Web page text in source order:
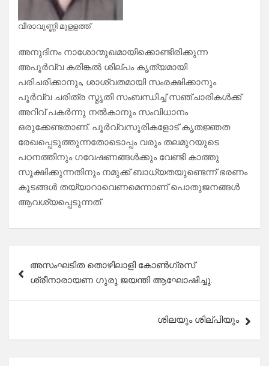
വീരാവുണ്ണി മുളളത്ത്
അനുദിനം നാശോന്മുഖമായിക്കൊണ്ടിരിക്കുന്ന
അപൂർവ്വ കരിങ്കൽ ശില്പം കൃത്യമായി
പരിചരിക്കാനും, ശാശ്വതമായി സംരക്ഷിക്കാനും
പൂർവ്വ ചരിത്ര സ്മൃതി സംബന്ധിച്ച് സഞ്ചാരികൾക്ക്
അറിവ് പകർന്നു നൽകാനും സംവിധാനം
ഒരുക്കേണ്ടതാണ്. പൂർവ്വസൂരികളോട് കൃതജ്ഞത
രേഖപ്പെടുത്തുന്നതോടൊപ്പം വരും തലമുറയുടെ
പഠനത്തിനും ഗവേഷണങ്ങൾക്കും വേണ്ടി കാത്തു
സൂക്ഷിക്കുന്നതിനും നമുക്ക് ബാധ്യതയുണ്ടെന്ന് ഭരണം
കൂടങ്ങൾ തയ്യാറാവെണമെന്നാണ് പൊതുജനങ്ങൾ
ആവശ്യപ്പെടുന്നത്.
navigation
അസംഘടിത തൊഴിലാളി കോൺഗ്രസ്‌
ശ്രീനാരായണ ഗുരു ജയന്തി ആഘോഷിച്ചു.
ശിലയും ശില്പിയും